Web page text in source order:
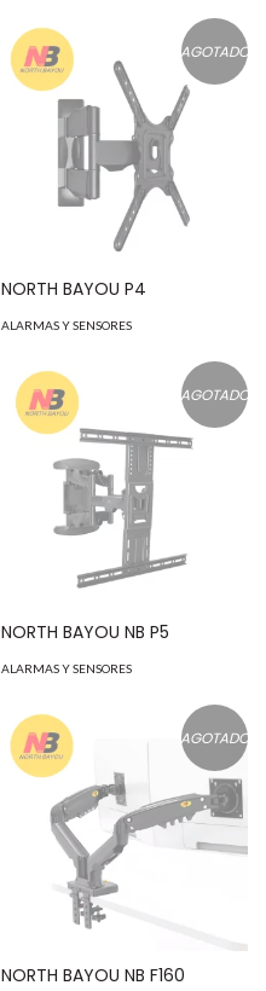
AGOTADO
NORTH BAYOU P4
ALARMAS Y SENSORES
AGOTADO
NORTH BAYOU NB P5
ALARMAS Y SENSORES
AGOTADO
NORTH BAYOU NB F160